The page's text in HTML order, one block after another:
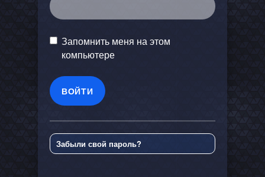
Запомнить меня на этом
компьютере
Забыли свой пароль?